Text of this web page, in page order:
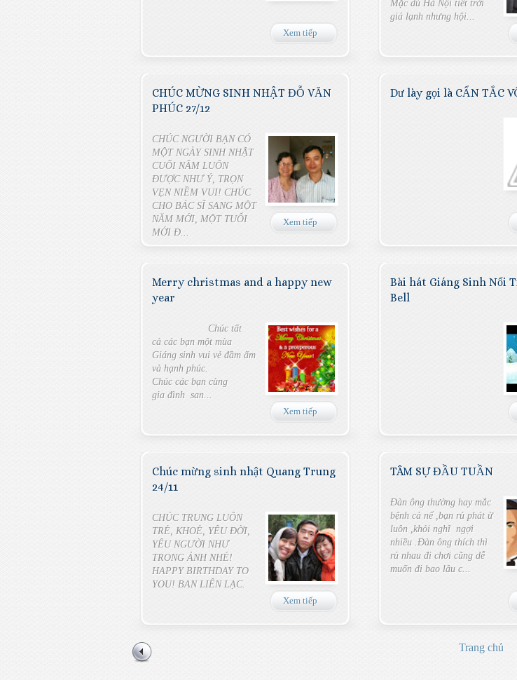
Xem tiếp
Mặc dù Hà Nội tiết trời
giá lạnh nhưng hội...
CHÚC MỪNG SINH NHẬT ĐỖ VĂN
PHÚC 27/12
CHÚC NGƯỜI BẠN CÓ
MỘT NGÀY SINH NHẬT
CUỐI NĂM LUÔN
ĐƯỢC NHƯ Ý, TRỌN
VẸN NIỀM VUI! CHÚC
CHO BÁC SĨ SANG MỘT
NĂM MỚI, MỘT TUỔI
MỚI Đ...
Xem tiếp
Dư lày gọi là CẨN TẮC
Merry christmas and a happy new
year
Chúc tất
cả các bạn một mùa
Giáng sinh vui vẻ đầm ấm
và hạnh phúc.
Chúc các bạn cùng
gia đình san...
Xem tiếp
Bài hát Giáng Sinh Nổi
Bell
Chúc mừng sinh nhật Quang Trung
24/11
CHÚC TRUNG LUÔN
TRẺ, KHOẺ, YÊU ĐỜI,
YÊU NGƯỜI NHƯ
TRONG ẢNH NHÉ!
HAPPY BIRTHDAY TO
YOU! BAN LIÊN LẠC.
Xem tiếp
TÂM SỰ ĐẦU TUẦN
Đàn ông thường hay mắc
bệnh cả nể ,bạn rủ phát ừ
luôn ,khỏi nghĩ ngợi
nhiều .Đàn ông thích thì
rủ nhau đi chơi cũng dễ
muốn đi bao lâu c...
Trang chủ